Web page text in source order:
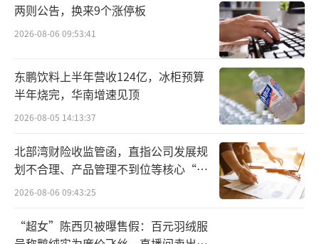
两则公告，换来9个涨停板
2026-08-06 09:53:41
东鹏饮料上半年营收124亿，冰柜预算
半年烧完，华南增速见顶
2026-08-05 14:13:37
北部湾财险收监管函，直指公司发展规
划不合理、产品管理不到位等核心“痛
点”
2026-08-06 09:43:25
“超女”陈西贝被曝售假：百元羽绒服